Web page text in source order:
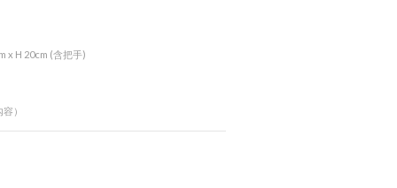
x H 20cm (含把手)
）